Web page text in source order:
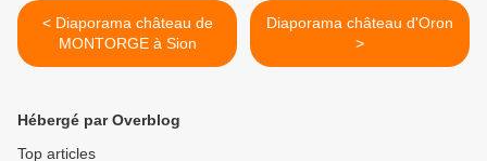
< Diaporama château de
MONTORGE à Sion
Diaporama château d'Oron
>
Hébergé par Overblog
Top articles